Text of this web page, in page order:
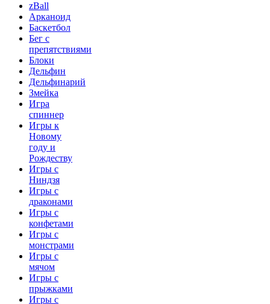
zBall
Арканоид
Баскетбол
Бег с
препятствиями
Блоки
Дельфин
Дельфинарий
Змейка
Игра
спиннер
Игры к
Новому
году и
Рождеству
Игры с
Ниндзя
Игры с
драконами
Игры с
конфетами
Игры с
монстрами
Игры с
мячом
Игры с
прыжками
Игры с